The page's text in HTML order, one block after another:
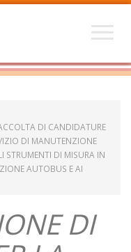
DI CANDIDATURE
DI MANUTENZIONE
STRUMENTI DI MISURA IN
AUTOBUS E AI
DI